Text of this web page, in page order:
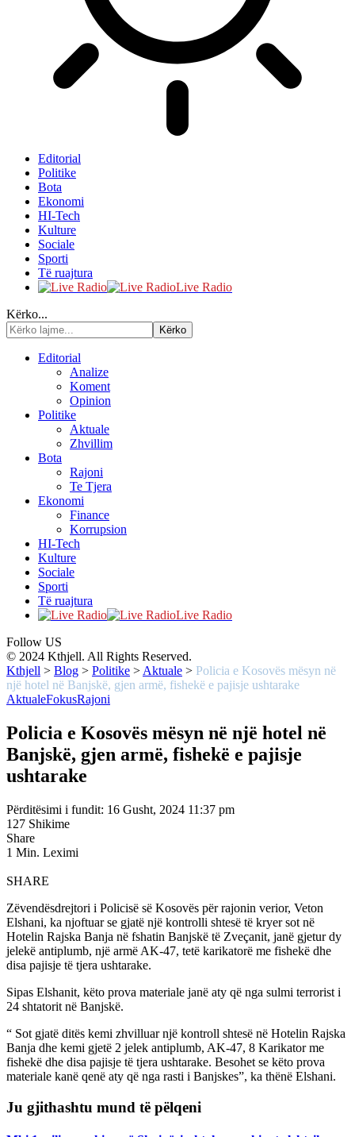
Editorial
Politike
Bota
Ekonomi
HI-Tech
Kulture
Sociale
Sporti
Të ruajtura
Live Radio
Kërko...
Editorial
Analize
Koment
Opinion
Politike
Aktuale
Zhvillim
Bota
Rajoni
Te Tjera
Ekonomi
Finance
Korrupsion
HI-Tech
Kulture
Sociale
Sporti
Të ruajtura
Live Radio
Follow US
© 2024 Kthjell. All Rights Reserved.
Kthjell > Blog > Politike > Aktuale > Policia e Kosovës mësyn në
një hotel në Banjskë, gjen armë, fishekë e pajisje ushtarake
AktualeFokusRajoni
Policia e Kosovës mësyn në një hotel në
Banjskë, gjen armë, fishekë e pajisje
ushtarake
Përditësimi i fundit: 16 Gusht, 2024 11:37 pm
127 Shikime
Share
1 Min. Leximi
SHARE
Zëvendësdrejtori i Policisë së Kosovës për rajonin verior, Veton
Elshani, ka njoftuar se gjatë një kontrolli shtesë të kryer sot në
Hotelin Rajska Banja në fshatin Banjskë të Zveçanit, janë gjetur dy
jelekë antiplumb, një armë AK-47, tetë karikatorë me fishekë dhe
disa pajisje të tjera ushtarake.
Sipas Elshanit, këto prova materiale janë aty që nga sulmi terrorist i
24 shtatorit në Banjskë.
“ Sot gjatë ditës kemi zhvilluar një kontroll shtesë në Hotelin Rajska
Banja dhe kemi gjetë 2 jelek antiplumb, AK-47, 8 Karikator me
fishekë dhe disa pajisje të tjera ushtarake. Besohet se këto prova
materiale kanë qenë aty që nga rasti i Banjskes”, ka thënë Elshani.
Ju gjithashtu mund të pëlqeni